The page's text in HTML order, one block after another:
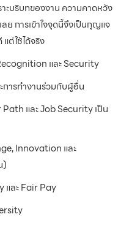
ะบริบทของงาน ความคาดหวัง
ย การเข้าใจจุดนี้จึงเป็นกุญแจ
ต่ใช้ได้จริง
และ Security
ารทำงานร่วมกับผู้อื่น
และ Job Security เป็น
Innovation และ
)
และ Fair Pay